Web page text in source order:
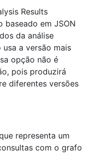
Results
baseado em JSON
da análise
a versão mais
opção não é
pois produzirá
diferentes versões
representa um
com o grafo